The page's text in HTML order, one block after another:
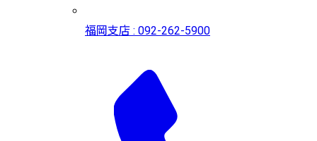
福岡支店 : 092-262-5900